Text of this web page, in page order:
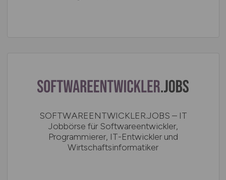
SOFTWAREENTWICKLER.JOBS – IT
Jobbörse für Softwareentwickler,
Programmierer, IT-Entwickler und
Wirtschaftsinformatiker